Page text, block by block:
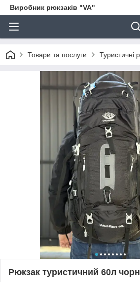
Виробник рюкзаків "VA"
Товари та послуги Туристичні
Рюкзак туристичний 60л